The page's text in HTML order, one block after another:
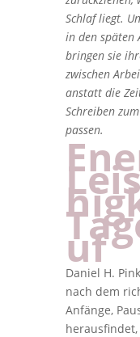
Schlaf liegt.
in den späten
bringen sie
zwischen
anstatt die
Schreiben
passen.
uf
Daniel H.
nach dem
Anfänge,